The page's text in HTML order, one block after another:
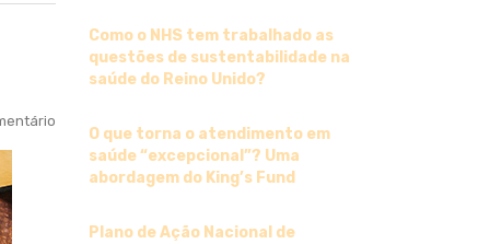
Como o NHS tem trabalhado as
questões de sustentabilidade na
saúde do Reino Unido?
O que torna o atendimento em
saúde “excepcional”? Uma
abordagem do King’s Fund
Plano de Ação Nacional de